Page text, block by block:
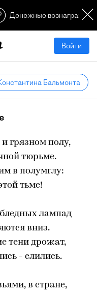
Денежные
Войти
Бальмонта
грязном полу,
тюрьме.
в полумглу:
тьме!
лампад
вниз.
тени дрожат,
- слились.
в стране,